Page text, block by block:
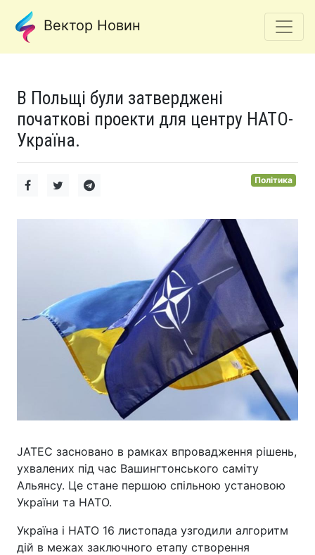
Вектор Новин
В Польщі були затверджені
початкові проекти для центру НАТО-
Україна.
Політика
JATEC засновано в рамках впровадження рішень,
ухвалених під час Вашингтонського саміту
Альянсу. Це стане першою спільною установою
України та НАТО.
Україна і НАТО 16 листопада узгодили алгоритм
дій в межах заключного етапу створення